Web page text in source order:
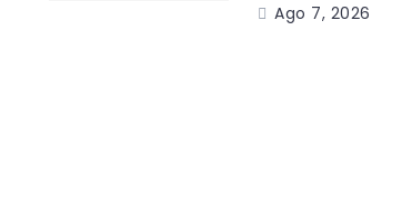
Ago 7, 2026